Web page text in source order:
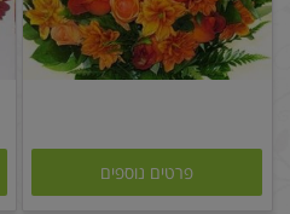
פרטים נוספים